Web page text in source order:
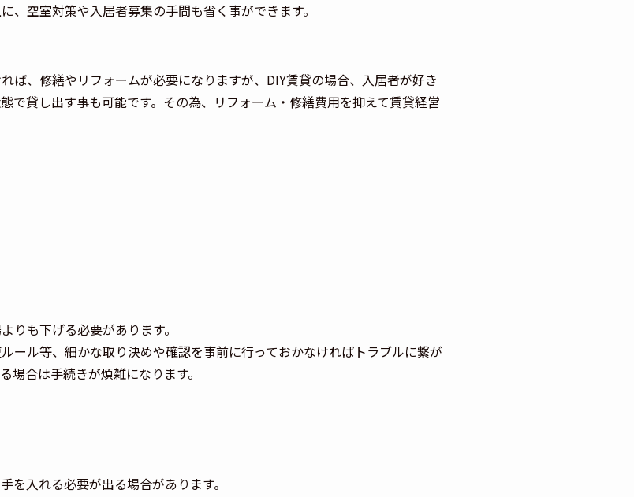
、空室対策や入居者募集の手間も省く事ができます。
ば、修繕やリフォームが必要になりますが、DIY賃貸の場合、入居者が好き
で貸し出す事も可能です。その為、リフォーム・修繕費用を抑えて賃貸経営
りも下げる必要があります。
ール等、細かな取り決めや確認を事前に行っておかなければトラブルに繋が
場合は手続きが煩雑になります。
を入れる必要が出る場合があります。